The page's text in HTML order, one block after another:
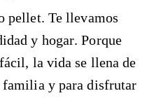
pellet. Te llevamos
y hogar. Porque
la vida se llena de
y para disfrutar